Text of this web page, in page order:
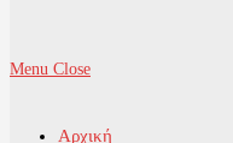
Menu Close
Αρχική